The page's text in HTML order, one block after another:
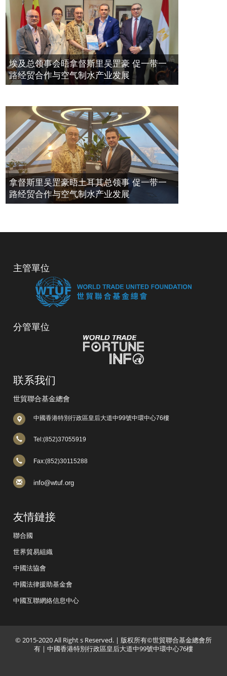
埃及总领事会晤拿督斯里吴罡豪 促一带一
路经贸合作与空气制水产业发展
拿督斯里吴罡豪晤土耳其总领事 促一带一
路经贸合作与空气制水产业发展
主管單位
分管單位
联系我们
世貿聯合基金總會
中國香港特別行政區皇后大道中99號中環中心76樓
Tel:(852)37055919
Fax:(852)30115288
info@wtuf.org
友情鏈接
聯合國
世界貿易組織
中國法協會
中國法律援助基金會
中國互聯網絡信息中心
© 2015-2020 All Right s Reserved. | 版权所有©世貿聯合基金總會所
有 | 中國香港特別行政區皇后大道中99號中環中心76樓